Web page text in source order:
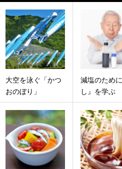
大空を泳ぐ「かつ
おのぼり」
減塩のため
し』を学ぶ